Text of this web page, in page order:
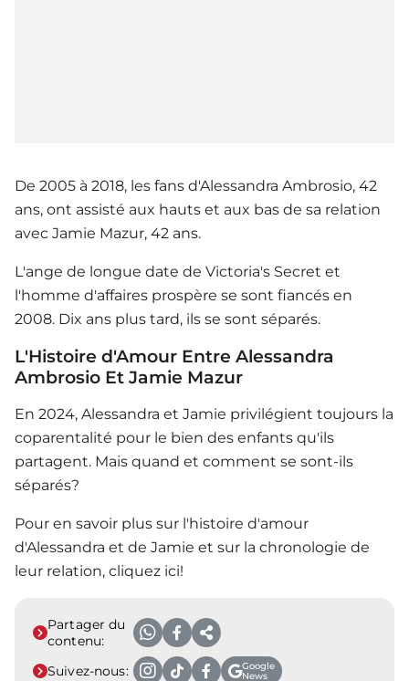
De 2005 à 2018, les fans d'Alessandra Ambrosio, 42
ans, ont assisté aux hauts et aux bas de sa relation
avec Jamie Mazur, 42 ans.
L'ange de longue date de Victoria's Secret et
l'homme d'affaires prospère se sont fiancés en
2008. Dix ans plus tard, ils se sont séparés.
L'Histoire d'Amour Entre Alessandra
Ambrosio Et Jamie Mazur
En 2024, Alessandra et Jamie privilégient toujours la
coparentalité pour le bien des enfants qu'ils
partagent. Mais quand et comment se sont-ils
séparés?
Pour en savoir plus sur l'histoire d'amour
d'Alessandra et de Jamie et sur la chronologie de
leur relation, cliquez ici!
Partager du
contenu:
Suivez-nous:
Google
News